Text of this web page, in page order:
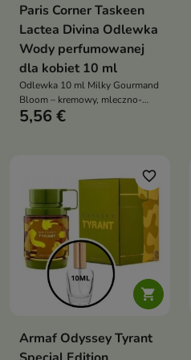
Paris Corner Taskeen
Lactea Divina Odlewka
Wody perfumowanej
dla kobiet 10 ml
Odlewka 10 ml Milky Gourmand
Bloom – kremowy, mleczno-
gourmandowy zapach unisex z
5,56 €

favorite_border
Armaf Odyssey Tyrant